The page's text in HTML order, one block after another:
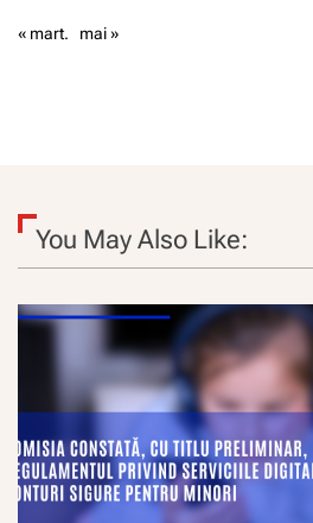
« mart. mai »
You May Also Like: